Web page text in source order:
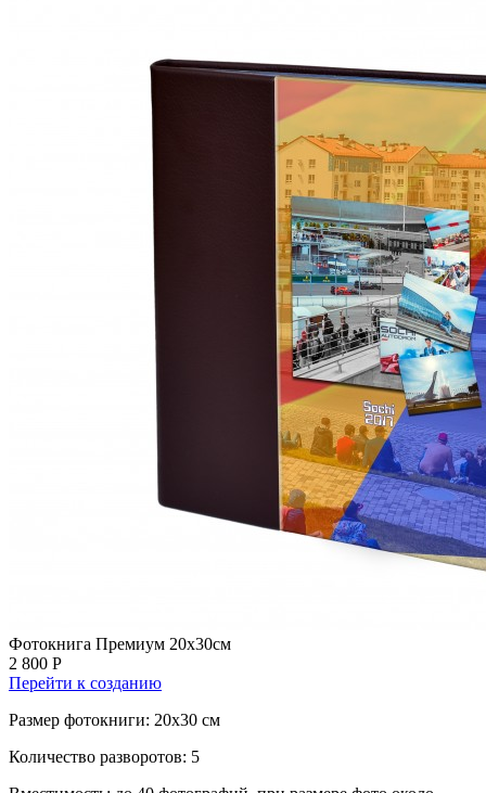
Фотокнига Премиум 20х30см
2 800 Р
Перейти к созданию
Размер фотокниги: 20x30 см
Количество разворотов: 5